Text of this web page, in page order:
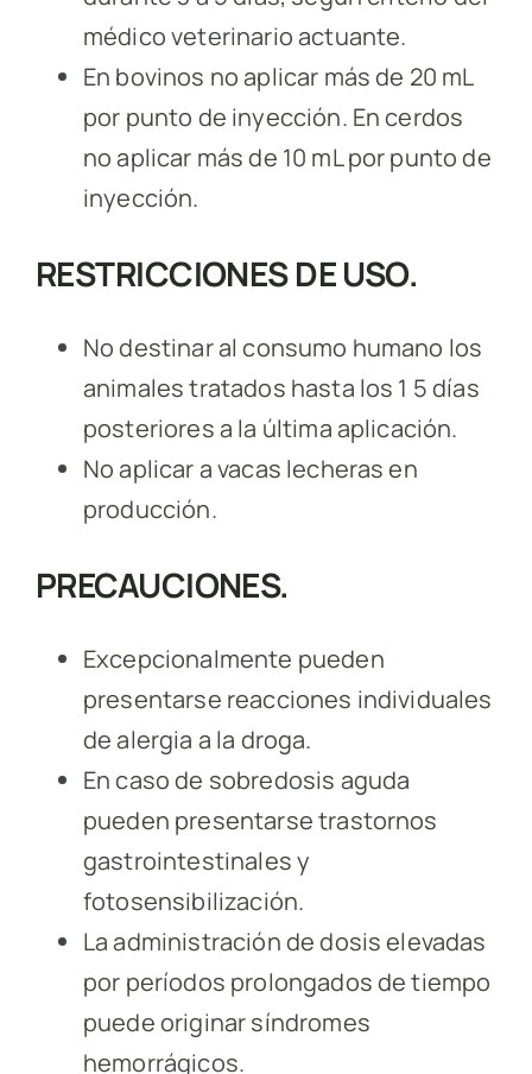
médico veterinario actuante.
En bovinos no aplicar más de 20 mL
por punto de inyección. En cerdos
no aplicar más de 10 mL por punto de
inyección.
RESTRICCIONES DE USO.
No destinar al consumo humano los
animales tratados hasta los 1 5 días
posteriores a la última aplicación.
No aplicar a vacas lecheras en
producción.
PRECAUCIONES.
Excepcionalmente pueden
presentarse reacciones individuales
de alergia a la droga.
En caso de sobredosis aguda
pueden presentarse trastornos
gastrointestinales y
fotosensibilización.
La administración de dosis elevadas
por períodos prolongados de tiempo
puede originar síndromes
hemorrágicos.